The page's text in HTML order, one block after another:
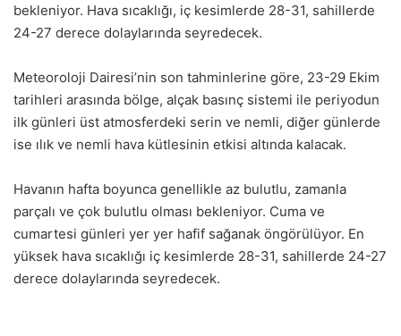
bekleniyor. Hava sıcaklığı, iç kesimlerde 28-31, sahillerde
24-27 derece dolaylarında seyredecek.
Meteoroloji Dairesi’nin son tahminlerine göre, 23-29 Ekim
tarihleri arasında bölge, alçak basınç sistemi ile periyodun
ilk günleri üst atmosferdeki serin ve nemli, diğer günlerde
ise ılık ve nemli hava kütlesinin etkisi altında kalacak.
Havanın hafta boyunca genellikle az bulutlu, zamanla
parçalı ve çok bulutlu olması bekleniyor. Cuma ve
cumartesi günleri yer yer hafif sağanak öngörülüyor. En
yüksek hava sıcaklığı iç kesimlerde 28-31, sahillerde 24-27
derece dolaylarında seyredecek.